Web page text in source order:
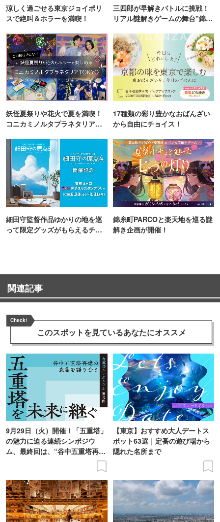
涼しく過ごせる東京ジョイポリ
スで絶叫＆ホラーを満喫！
三四郎が早解きバトルに挑戦！
リアル謎解きゲームの舞台"錦糸
妖怪夏祭りや花火で夏を満喫！
コニカミノルタプラネタリア
17種類の彩り豊かなおばんざい
から自由にチョイス！
細田守監督作品ゆかりの地を巡
って限定グッズがもらえるチャ
錦糸町PARCOと楽天地を巡る謎
解き企画が開催！
関連記事
Check!
このスポットを見ているあなたにオススメ
9月29日（火）開催！「五重塔」
の魅力に迫る連続シンポジウ
ム、最終回は、“谷中五重塔再建
【東京】おすすめ大人デートス
ポット63選｜定番の遊び場から
隠れた名所まで